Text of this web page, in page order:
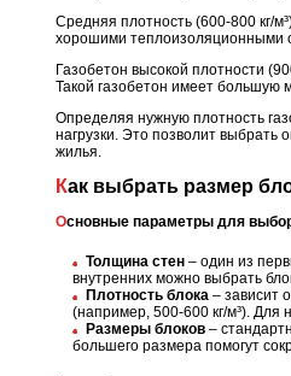
Средняя плотность (600-800 кг/
хорошими теплоизоляционными
Газобетон высокой плотности
Такой газобетон имеет большую
Определяя нужную плотность
нагрузки. Это позволит выбрать
жилья.
Как выбрать размер
Основные параметры для
Толщина стен – один из
внутренних можно выбрать
Плотность блока – зависит
(например, 500-600 кг/м³). Для
Размеры блоков –
большего размера помогут